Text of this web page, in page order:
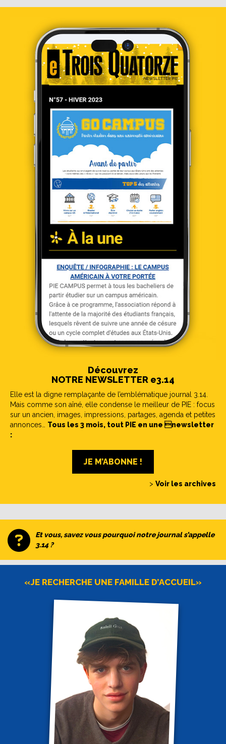
Découvrez
NOTRE NEWSLETTER e3.14
Elle est la digne remplaçante de l’emblématique journal 3.14.
Mais comme son aîné, elle condense le meilleur de PIE : focus
sur un ancien, images, impressions, partages, agenda et petites
annonces… Tous les 3 mois, tout PIE en une newsletter
:
JE M’ABONNE !
> Voir les archives
Et vous, savez vous pourquoi notre journal s’appelle
3.14 ?
«JE RECHERCHE UNE FAMILLE D’ACCUEIL»